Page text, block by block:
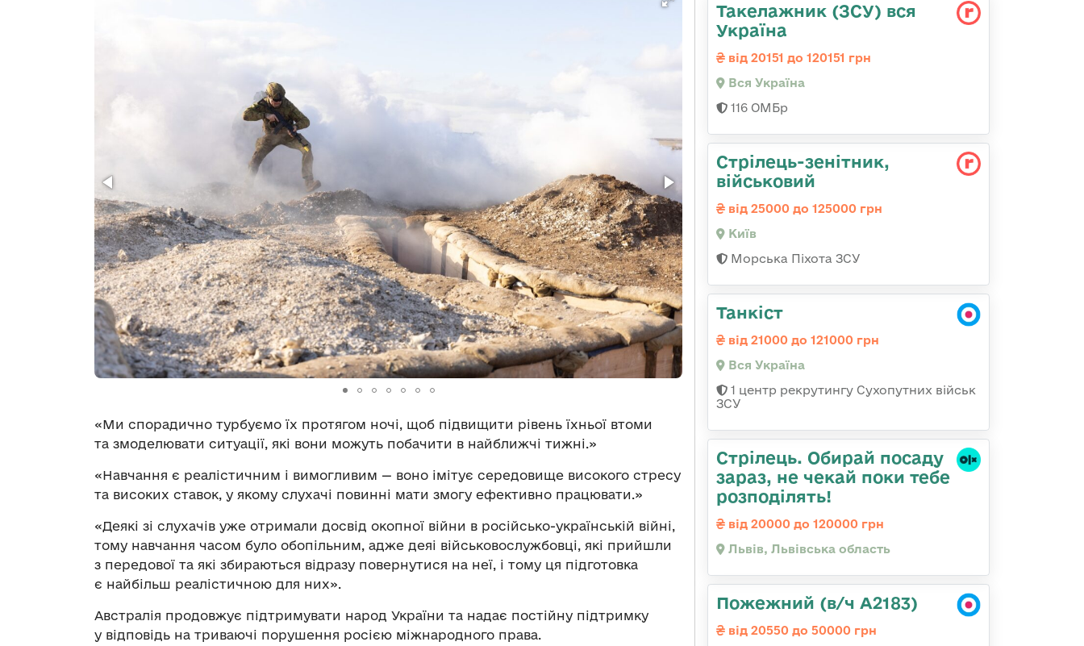
«Ми спорадично турбуємо їх протягом ночі, щоб підвищити рівень їхньої втоми
та змоделювати ситуації, які вони можуть побачити в найближчі тижні.»
«Навчання є реалістичним і вимогливим — воно імітує середовище високого стресу
та високих ставок, у якому слухачі повинні мати змогу ефективно працювати.»
«Деякі зі слухачів уже отримали досвід окопної війни в російсько-українській війні,
тому навчання часом було обопільним, адже деяі військовослужбовці, які прийшли
з передової та які збираються відразу повернутися на неї, і тому ця підготовка
є найбільш реалістичною для них».
Австралія продовжує підтримувати народ України та надає постійну підтримку
у відповідь на триваючі порушення росією міжнародного права.
Такелажник (ЗСУ) вся
Україна
від 20151 до 120151 грн
Вся Україна
116 ОМБр
Стpілець-зенітник,
військовий
від 25000 до 125000 грн
Київ
Морська Піхота ЗСУ
Танкіст
від 21000 до 121000 грн
Вся Україна
1 центр рекрутингу Сухопутних військ
ЗСУ
Стрілець. Обирай посаду
зараз, не чекай поки тебе
розподілять!
від 20000 до 120000 грн
Львів, Львівська область
Пожежний (в/ч А2183)
від 20550 до 50000 грн